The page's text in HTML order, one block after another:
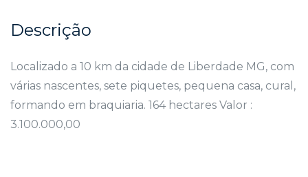
Descrição
Localizado a 10 km da cidade de Liberdade MG, com
várias nascentes, sete piquetes, pequena casa, cural,
formando em braquiaria. 164 hectares Valor :
3.100.000,00